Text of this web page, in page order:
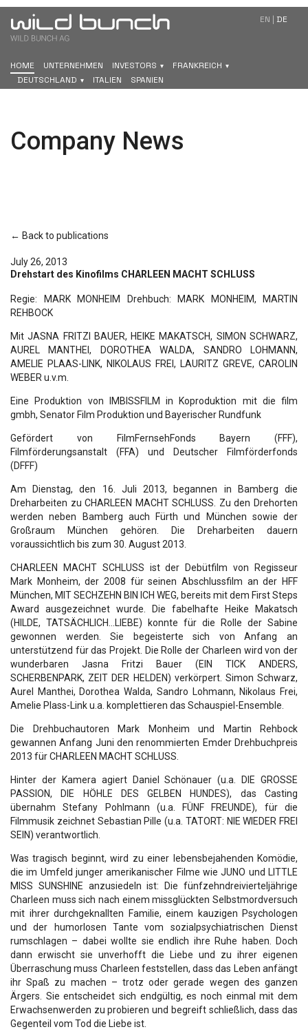
HOME UNTERNEHMEN INVESTORS
FRANKREICH
DEUTSCHLAND
ITALIEN SPANIEN
EN | DE
Company News
← Back to publications
July 26, 2013
Drehstart des Kinofilms CHARLEEN MACHT SCHLUSS
Regie: MARK MONHEIM Drehbuch: MARK MONHEIM, MARTIN
REHBOCK
Mit JASNA FRITZI BAUER, HEIKE MAKATSCH, SIMON SCHWARZ,
AUREL MANTHEI, DOROTHEA WALDA, SANDRO LOHMANN,
AMELIE PLAAS-LINK, NIKOLAUS FREI, LAURITZ GREVE, CAROLIN
WEBER u.v.m.
Eine Produktion von IMBISSFILM in Koproduktion mit die film
gmbh, Senator Film Produktion und Bayerischer Rundfunk
Gefördert von FilmFernsehFonds Bayern (FFF),
Filmförderungsanstalt (FFA) und Deutscher Filmförderfonds
(DFFF)
Am Dienstag, den 16. Juli 2013, begannen in Bamberg die
Dreharbeiten zu CHARLEEN MACHT SCHLUSS. Zu den Drehorten
werden neben Bamberg auch Fürth und München sowie der
Großraum München gehören. Die Dreharbeiten dauern
voraussichtlich bis zum 30. August 2013.
CHARLEEN MACHT SCHLUSS ist der Debütfilm von Regisseur
Mark Monheim, der 2008 für seinen Abschlussfilm an der HFF
München, MIT SECHZEHN BIN ICH WEG, bereits mit dem First Steps
Award ausgezeichnet wurde. Die fabelhafte Heike Makatsch
(HILDE, TATSÄCHLICH…LIEBE) konnte für die Rolle der Sabine
gewonnen werden. Sie begeisterte sich von Anfang an
unterstützend für das Projekt. Die Rolle der Charleen wird von der
wunderbaren Jasna Fritzi Bauer (EIN TICK ANDERS,
SCHERBENPARK, ZEIT DER HELDEN) verkörpert. Simon Schwarz,
Aurel Manthei, Dorothea Walda, Sandro Lohmann, Nikolaus Frei,
Amelie Plass-Link u.a. komplettieren das Schauspiel-Ensemble.
Die Drehbuchautoren Mark Monheim und Martin Rehbock
gewannen Anfang Juni den renommierten Emder Drehbuchpreis
2013 für CHARLEEN MACHT SCHLUSS.
Hinter der Kamera agiert Daniel Schönauer (u.a. DIE GROSSE
PASSION, DIE HÖHLE DES GELBEN HUNDES), das Casting
übernahm Stefany Pohlmann (u.a. FÜNF FREUNDE), für die
Filmmusik zeichnet Sebastian Pille (u.a. TATORT: NIE WIEDER FREI
SEIN) verantwortlich.
Was tragisch beginnt, wird zu einer lebensbejahenden Komödie,
die im Umfeld junger amerikanischer Filme wie JUNO und LITTLE
MISS SUNSHINE anzusiedeln ist: Die fünfzehndreivierteljährige
Charleen muss sich nach einem missglückten Selbstmordversuch
mit ihrer durchgeknallten Familie, einem kauzigen Psychologen
und der humorlosen Tante vom sozialpsychiatrischen Dienst
rumschlagen – dabei wollte sie endlich ihre Ruhe haben. Doch
dann erwischt sie unverhofft die Liebe und zu ihrer eigenen
Überraschung muss Charleen feststellen, dass das Leben anfängt
ihr Spaß zu machen – trotz oder gerade wegen des ganzen
Ärgers. Sie entscheidet sich endgültig, es noch einmal mit dem
Erwachsenwerden zu probieren und begreift schließlich, dass das
Gegenteil vom Tod die Liebe ist.